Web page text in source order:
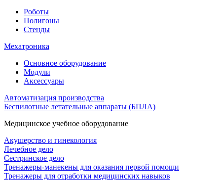
Роботы
Полигоны
Стенды
Мехатроника
Основное оборудование
Модули
Аксессуары
Автоматизация производства
Беспилотные летательные аппараты (БПЛА)
Медицинское учебное оборудование
Акушерство и гинекология
Лечебное дело
Сестринское дело
Тренажеры-манекены для оказания первой помощи
Тренажеры для отработки медицинских навыков